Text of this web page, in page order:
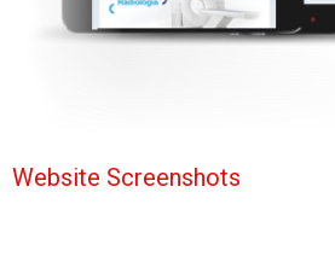
Website Screenshots